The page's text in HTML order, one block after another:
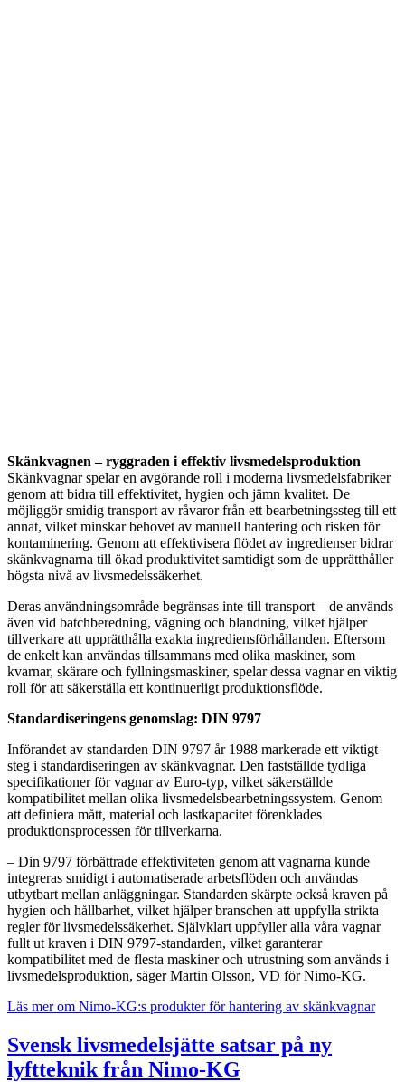
Skänkvagnen – ryggraden i effektiv livsmedelsproduktion
Skänkvagnar spelar en avgörande roll i moderna livsmedelsfabriker
genom att bidra till effektivitet, hygien och jämn kvalitet. De
möjliggör smidig transport av råvaror från ett bearbetningssteg till ett
annat, vilket minskar behovet av manuell hantering och risken för
kontaminering. Genom att effektivisera flödet av ingredienser bidrar
skänkvagnarna till ökad produktivitet samtidigt som de upprätthåller
högsta nivå av livsmedelssäkerhet.
Deras användningsområde begränsas inte till transport – de används
även vid batchberedning, vägning och blandning, vilket hjälper
tillverkare att upprätthålla exakta ingrediensförhållanden. Eftersom
de enkelt kan användas tillsammans med olika maskiner, som
kvarnar, skärare och fyllningsmaskiner, spelar dessa vagnar en viktig
roll för att säkerställa ett kontinuerligt produktionsflöde.
Standardiseringens genomslag: DIN 9797
Införandet av standarden DIN 9797 år 1988 markerade ett viktigt
steg i standardiseringen av skänkvagnar. Den fastställde tydliga
specifikationer för vagnar av Euro-typ, vilket säkerställde
kompatibilitet mellan olika livsmedelsbearbetningssystem. Genom
att definiera mått, material och lastkapacitet förenklades
produktionsprocessen för tillverkarna.
– Din 9797 förbättrade effektiviteten genom att vagnarna kunde
integreras smidigt i automatiserade arbetsflöden och användas
utbytbart mellan anläggningar. Standarden skärpte också kraven på
hygien och hållbarhet, vilket hjälper branschen att uppfylla strikta
regler för livsmedelssäkerhet. Självklart uppfyller alla våra vagnar
fullt ut kraven i DIN 9797-standarden, vilket garanterar
kompatibilitet med de flesta maskiner och utrustning som används i
livsmedelsproduktion, säger Martin Olsson, VD för Nimo-KG.
Läs mer om Nimo-KG:s produkter för hantering av skänkvagnar
Svensk livsmedelsjätte satsar på ny
lyftteknik från Nimo-KG